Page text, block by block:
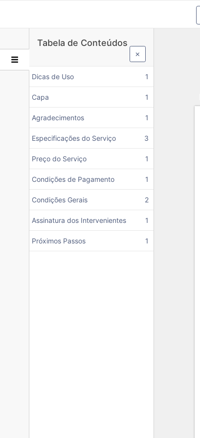
Tabela de Conteúdos
Dicas de Uso 1
Capa 1
Agradecimentos 1
Especificações do Serviço 3
Preço do Serviço 1
Condições de Pagamento 1
Condições Gerais 2
Assinatura dos Intervenientes 1
Próximos Passos 1